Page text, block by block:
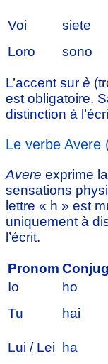
Voi
siete
Loro
sono
L’accent sur è
est obligatoire.
distinction à
Le verbe Avere
Avere exprime
sensations
lettre « h » est
uniquement à
l’écrit.
Pronom
Io
ho
Tu
hai
Lui / Lei
ha